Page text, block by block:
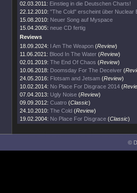
02.03.2011: Einstieg in die Deutschen Charts!
22.12.2010: "The Cold" erscheint über Nuclear
15.08.2010: Neuer Song auf Myspace
15.04.2005: neue CD fertig
Reviews
18.09.2024: I Am The Weapon (Review)
11.06.2021: Blood In The Water (Review)
02.01.2019: The End Of Chaos (Review)
10.06.2018: Doomsday For The Deceiver (
24.05.2016: Flotsam and Jetsam (Review)
10.02.2014: No Place For Disgrace 2014 (
07.04.2013: Ugly Noise (Review)
09.09.2012: Cuatro (Classic)
24.10.2010: The Cold (Review)
19.02.2004: No Place For Disgrace (Classic)
©